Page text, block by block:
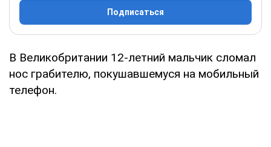
Подписаться
В Великобритании 12-летний мальчик сломал
нос грабителю, покушавшемуся на мобильный
телефон.